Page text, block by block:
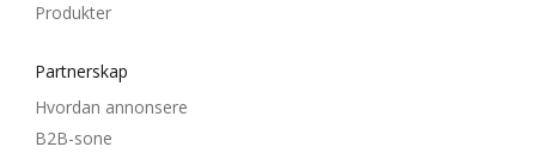
Produkter
Partnerskap
Hvordan annonsere
B2B-sone